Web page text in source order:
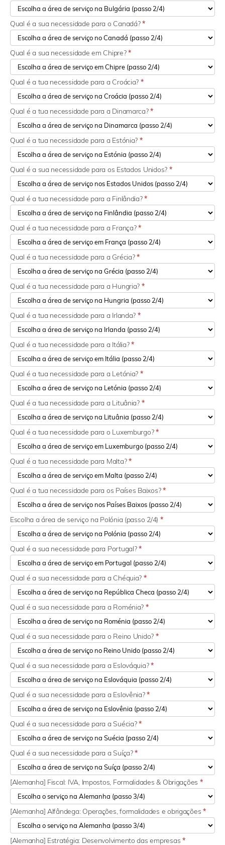
Qual é a sua necessidade para o Canadá?*
Qual é a sua necessidade em Chipre?*
Qual é a tua necessidade para a Croácia? *
Qual é a tua necessidade para a Dinamarca?*
Qual é a tua necessidade para a Estónia? *
Qual é a sua necessidade para os Estados Unidos? *
Qual é a tua necessidade para a Finlândia?*
Qual é a tua necessidade para a França?*
Qual é a tua necessidade para a Grécia?*
Qual é a tua necessidade para a Hungria? *
Qual é a tua necessidade para a Irlanda? *
Qual é a tua necessidade para a Itália?*
Qual é a tua necessidade para a Letónia? *
Qual é a tua necessidade para a Lituânia? *
Qual é a tua necessidade para o Luxemburgo?*
Qual é a tua necessidade para Malta?*
Qual é a tua necessidade para os Países Baixos?*
Escolha a área de serviço na Polónia (passo 2/4) *
Qual é a sua necessidade para Portugal?*
Qual é a sua necessidade para a Chéquia? *
Qual é a sua necessidade para a Roménia? *
Qual é a sua necessidade para o Reino Unido? *
Qual é a sua necessidade para a Eslováquia?*
Qual é a sua necessidade para a Eslovênia?*
Qual é a sua necessidade para a Suécia?*
Qual é a sua necessidade para a Suíça?*
[Alemanha] Fiscal: IVA, Impostos, Formalidades & Obrigações *
[Alemanha] Alfândega: Operações, formalidades e obrigações*
[Alemanha] Estratégia: Desenvolvimento das empresas *